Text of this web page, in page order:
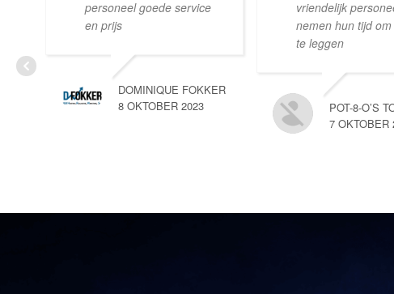
personeel goede service
en prijs
DOMINIQUE FOKKER
8 OKTOBER 2023
vriendelijk
nemen hun tijd
te leggen
POT-8-O’S
7 OKTOBER